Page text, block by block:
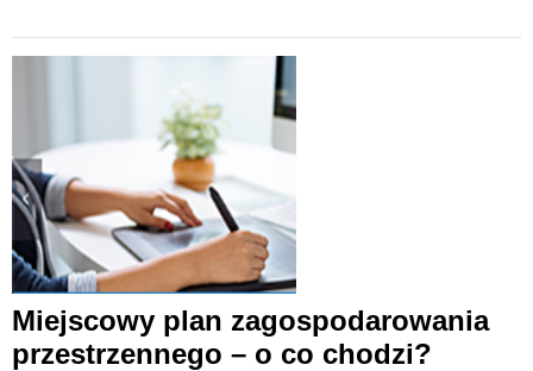
Miejscowy plan zagospodarowania
przestrzennego – o co chodzi?